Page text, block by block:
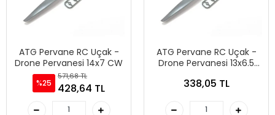
ATG Pervane RC Uçak -
Drone Pervanesi 14x7 CW
%25
571,68 TL
428,64 TL
ATG Pervane RC Uçak -
Drone Pervanesi 13x6.5
338,05 TL